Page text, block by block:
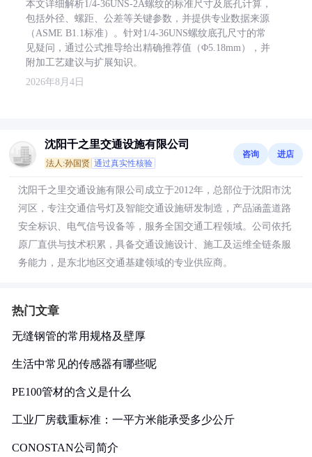
本文详细解析1/4-36UNS-2A螺纹的标准尺寸及底孔计算，
包括外径、螺距、公差等关键参数，并提供专业数据来源
（ASME B1.1标准）。针对1/4-36UNS螺纹底孔尺寸的常
见疑问，通过公式推导给出精确推荐值（Φ5.18mm），并
附加工艺建议与扩展知识。
2026年8月4日
沈阳千之里交通设施有限公司
法人:孙国贤 通过真实性核验
咨询 进店
沈阳千之里交通设施有限公司成立于2012年，总部位于沈阳市沈
河区，专注交通信号灯及智能交通设施研发制造，产品涵盖道路
安全标识、电气信号设备等，服务全国交通工程领域。公司依托
原厂直供与技术积累，具备交通设施设计、施工及运维全链条服
务能力，是东北地区交通基建领域的专业供应商。
热门文章
无缝钢管的常用规格及壁厚
生活中常见的传感器有哪些呢
PE100管材的含义是什么
工业厂房载重标准：一平方米能承受多少公斤
CONOSTAN公司简介